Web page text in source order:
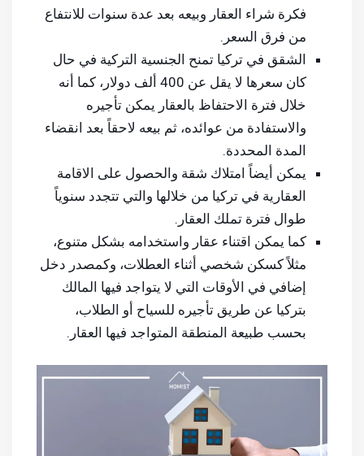
فكرة شراء العقار وبيعه بعد عدة سنوات للانتفاع
من فرق السعر.
الشقق في تركيا تمنح الجنسية التركية في حال
كان سعرها لا يقل عن 400 ألف دولار، كما أنه
خلال فترة الاحتفاظ بالعقار يمكن تأجيره
والاستفادة من عوائده، ثم بيعه لاحقاً بعد انقضاء
المدة المحددة.
يمكن أيضاً امتلاك شقة والحصول على الاقامة
العقارية في تركيا من خلالها والتي تتجدد سنوياً
طوال فترة تملك العقار.
كما يمكن اقتناء عقار واستخدامه بشكل متنوع،
مثلاً كسكن شخصي أثناء العطلات، وكمصدر دخل
إضافي في الأوقات التي لا يتواجد فيها المالك
بتركيا عن طريق تأجيره للسياح أو الطلاب،
بحسب طبيعة المنطقة المتواجد فيها العقار.